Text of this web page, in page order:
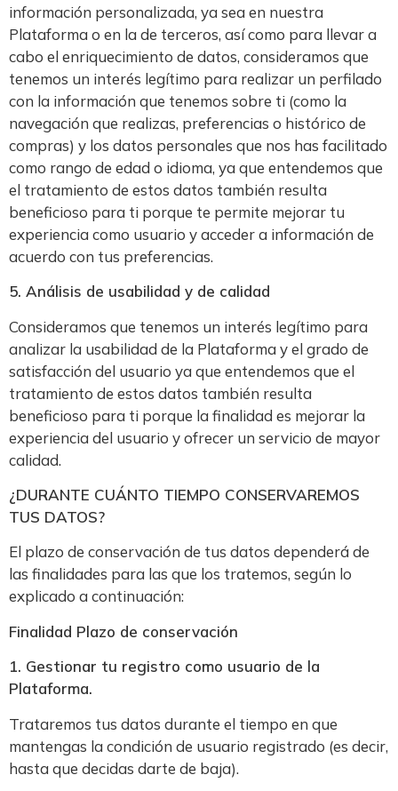
información personalizada, ya sea en nuestra
Plataforma o en la de terceros, así como para llevar a
cabo el enriquecimiento de datos, consideramos que
tenemos un interés legítimo para realizar un perfilado
con la información que tenemos sobre ti (como la
navegación que realizas, preferencias o histórico de
compras) y los datos personales que nos has facilitado
como rango de edad o idioma, ya que entendemos que
el tratamiento de estos datos también resulta
beneficioso para ti porque te permite mejorar tu
experiencia como usuario y acceder a información de
acuerdo con tus preferencias.
5. Análisis de usabilidad y de calidad
Consideramos que tenemos un interés legítimo para
analizar la usabilidad de la Plataforma y el grado de
satisfacción del usuario ya que entendemos que el
tratamiento de estos datos también resulta
beneficioso para ti porque la finalidad es mejorar la
experiencia del usuario y ofrecer un servicio de mayor
calidad.
¿DURANTE CUÁNTO TIEMPO CONSERVAREMOS
TUS DATOS?
El plazo de conservación de tus datos dependerá de
las finalidades para las que los tratemos, según lo
explicado a continuación:
Finalidad Plazo de conservación
1. Gestionar tu registro como usuario de la
Plataforma.
Trataremos tus datos durante el tiempo en que
mantengas la condición de usuario registrado (es decir,
hasta que decidas darte de baja).